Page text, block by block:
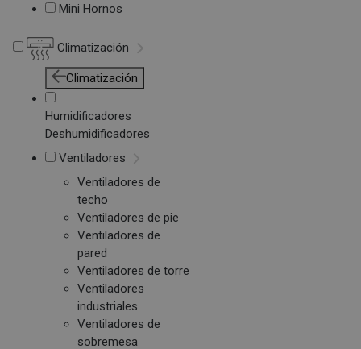
Mini Hornos
Climatización
Climatización
Humidificadores
Deshumidificadores
Ventiladores
Ventiladores de
techo
Ventiladores de pie
Ventiladores de
pared
Ventiladores de torre
Ventiladores
industriales
Ventiladores de
sobremesa